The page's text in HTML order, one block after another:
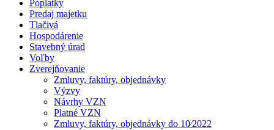
Poplatky
Predaj majetku
Tlačivá
Hospodárenie
Stavebný úrad
Voľby
Zverejňovanie
Zmluvy, faktúry, objednávky
Výzvy
Návrhy VZN
Platné VZN
Zmluvy, faktúry, objednávky do 10⁄2022